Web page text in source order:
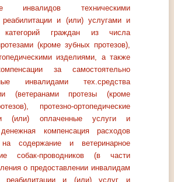
инвалидов техническими
реабилитации и (или) услугами и
категорий граждан из числа
(кроме зубных протезов),
изделиями, а также
за самостоятельно
инвалидами тех.средства
(ветеранами протезы (кроме
протезно-ортопедические
(или) оплаченные услуги и
компенсация расходов
содержание и ветеринарное
собак-проводников (в части
о предоставлении инвалидам
реабилитации и (или) услуг и